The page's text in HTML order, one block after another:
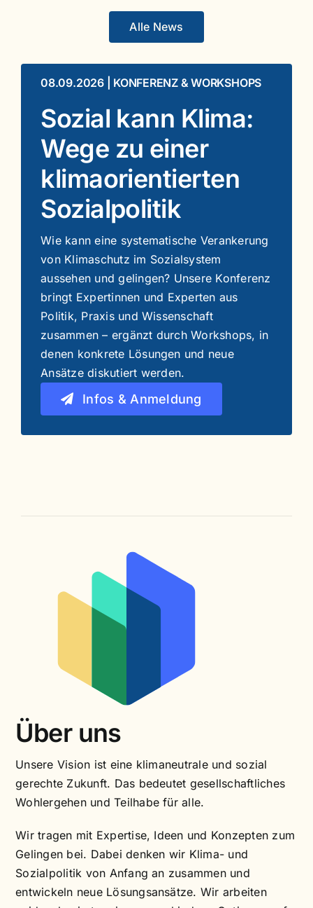
Alle News
08.09.2026 | KONFERENZ & WORKSHOPS
Sozial kann Klima:
Wege zu einer
klimaorientierten
Sozialpolitik
Wie kann eine systematische Verankerung
von Klimaschutz im Sozialsystem
aussehen und gelingen? Unsere Konferenz
bringt Expertinnen und Experten aus
Politik, Praxis und Wissenschaft
zusammen – ergänzt durch Workshops, in
denen konkrete Lösungen und neue
Ansätze diskutiert werden.
Infos & Anmeldung
Über uns
Unsere Vision ist eine klimaneutrale und sozial
gerechte Zukunft. Das bedeutet gesellschaftliches
Wohlergehen und Teilhabe für alle.
Wir tragen mit Expertise, Ideen und Konzepten zum
Gelingen bei. Dabei denken wir Klima- und
Sozialpolitik von Anfang an zusammen und
entwickeln neue Lösungsansätze. Wir arbeiten